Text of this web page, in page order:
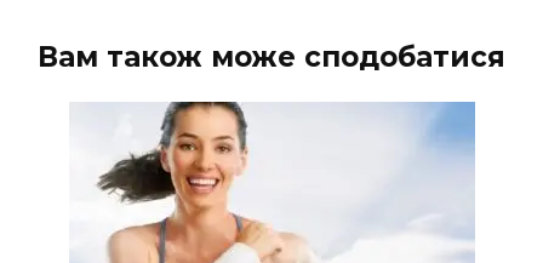
Вам також може сподобатися